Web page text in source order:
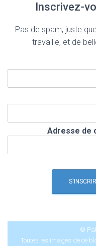
Inscrivez-
Pas de spam, juste
travaille, et de
Adresse de
©
Toutes les images de ce